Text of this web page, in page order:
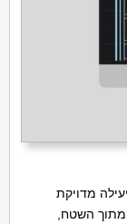
מדויקת
מתוך השטח,